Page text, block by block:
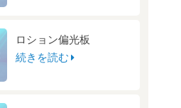
ロション偏光板
続きを読む